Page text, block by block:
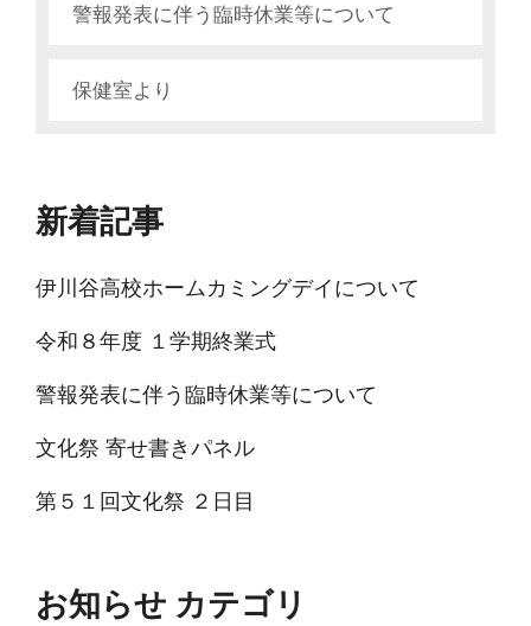
警報発表に伴う臨時休業等について
保健室より
新着記事
伊川谷高校ホームカミングデイについて
令和８年度 １学期終業式
警報発表に伴う臨時休業等について
文化祭 寄せ書きパネル
第５１回文化祭 ２日目
お知らせ カテゴリ